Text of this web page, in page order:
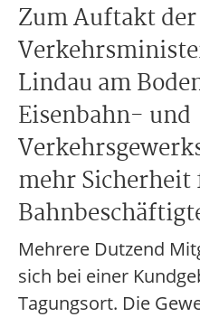
Zum Auftakt der
Lindau am
Eisenbahn- und
mehr
Mehrere Dutzend
sich bei einer
Tagungsort. Die